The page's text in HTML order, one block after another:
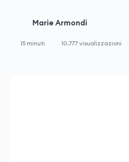
Marie Armondi
15 minuti 10.777 visualizzazioni